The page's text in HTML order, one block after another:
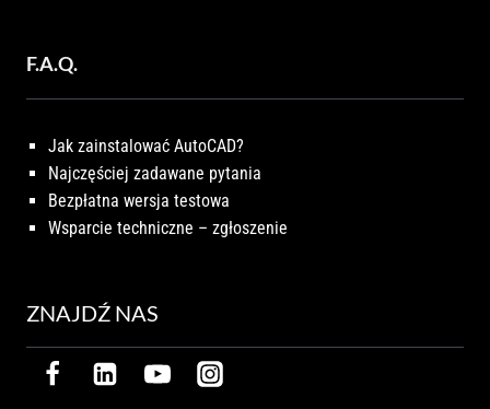
F.A.Q.
Jak zainstalować AutoCAD?
Najczęściej zadawane pytania
Bezpłatna wersja testowa
Wsparcie techniczne – zgłoszenie
ZNAJDŹ NAS